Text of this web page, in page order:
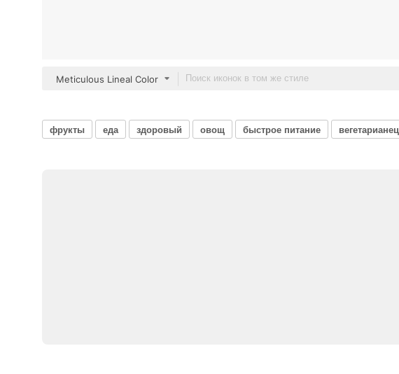
Meticulous Lineal Color
фрукты еда здоровый овощ быстрое питание вегетарианец